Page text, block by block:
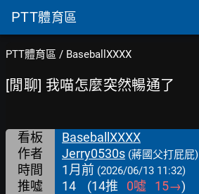
PTT體育區
PTT體育區 / BaseballXXXX
[閒聊] 我喵怎麼突然暢通了
看板
BaseballXXXX
作者
Jerry0530s (蔣國父打屁屁)
時間 1月前 (2026/06/13 11:32)
推噓 14 (14推 0噓 15→)